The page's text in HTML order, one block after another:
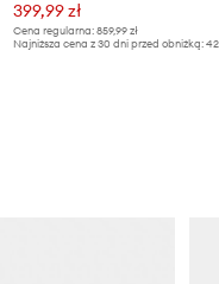
399,99 zł
Cena regularna:859,99 zł
Najniższa cena z 30 dni przed obniżką: